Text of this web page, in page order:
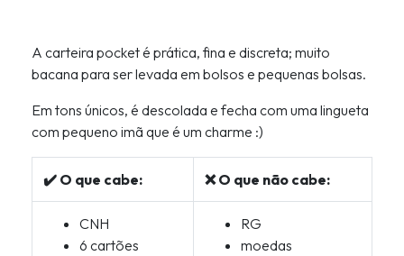
A carteira pocket é prática, fina e discreta; muito
bacana para ser levada em bolsos e pequenas bolsas.
Em tons únicos, é descolada e fecha com uma lingueta
com pequeno imã que é um charme :)
✔️ O que cabe: ❌ O que não cabe:
CNH
6 cartões
RG
moedas